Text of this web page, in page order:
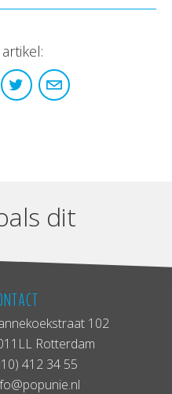
dit
102
Rotterdam
412 34 55